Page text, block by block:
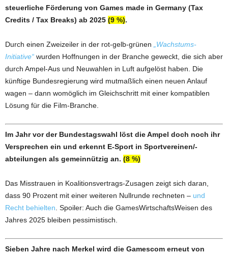
steuerliche Förderung von Games made in Germany (Tax
Credits / Tax Breaks) ab 2025 (9 %).
Durch einen Zweizeiler in der rot-gelb-grünen
„Wachstums-
Initiative“ wurden Hoffnungen in der Branche geweckt, die sich aber
durch Ampel-Aus und Neuwahlen in Luft aufgelöst haben. Die
künftige Bundesregierung wird mutmaßlich einen neuen Anlauf
wagen – dann womöglich im Gleichschritt mit einer kompatiblen
Lösung für die Film-Branche.
Im Jahr vor der Bundestagswahl löst die Ampel doch noch ihr
Versprechen ein und erkennt E-Sport in Sportvereinen/-
abteilungen als gemeinnützig an. (8 %)
Das Misstrauen in Koalitionsvertrags-Zusagen zeigt sich daran,
dass 90 Prozent mit einer weiteren Nullrunde rechneten – und
Recht behielten . Spoiler: Auch die GamesWirtschaftsWeisen des
Jahres 2025 bleiben pessimistisch.
Sieben Jahre nach Merkel wird die Gamescom erneut von